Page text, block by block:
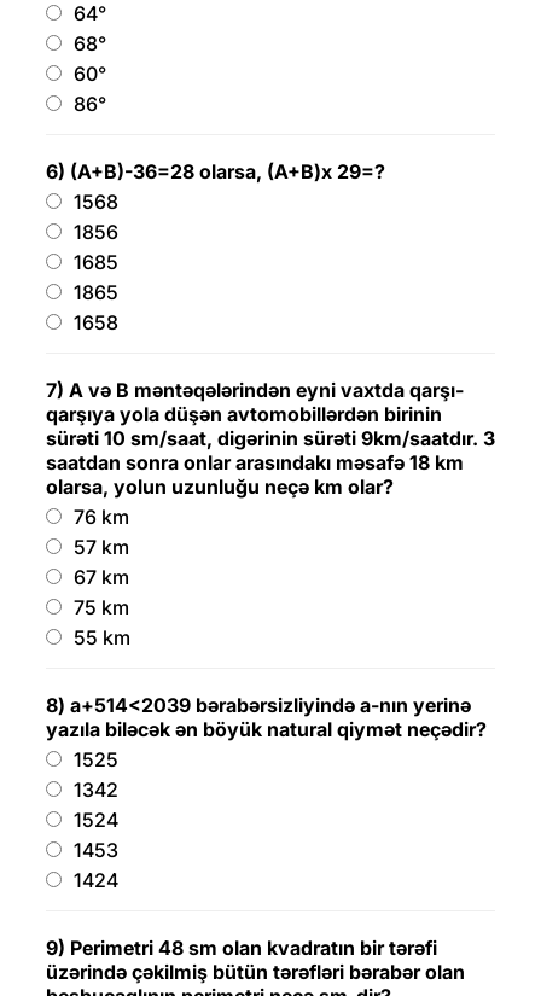
64°
68°
60°
86°
6) (A+B)-36=28 olarsa, (A+B)x 29=?
1568
1856
1685
1865
1658
7) A və B məntəqələrindən eyni vaxtda qarşı-
qarşıya yola düşən avtomobillərdən birinin
sürəti 10 sm/saat, digərinin sürəti 9km/saatdır. 3
saatdan sonra onlar arasındakı məsafə 18 km
olarsa, yolun uzunluğu neçə km olar?
76 km
57 km
67 km
75 km
55 km
8) a+514<2039 bərabərsizliyində a-nın yerinə
yazıla biləcək ən böyük natural qiymət neçədir?
1525
1342
1524
1453
1424
9) Perimetri 48 sm olan kvadratın bir tərəfi
üzərində çəkilmiş bütün tərəfləri bərabər olan